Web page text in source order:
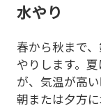
水やり
春から秋まで
やりします。
が、気温が高
朝または夕方に